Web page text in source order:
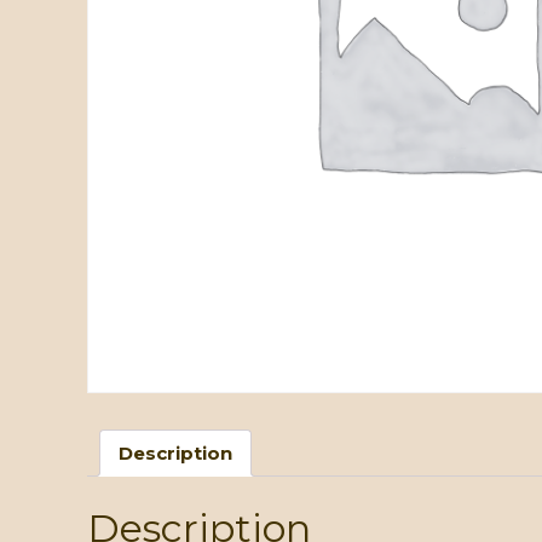
Description
Description